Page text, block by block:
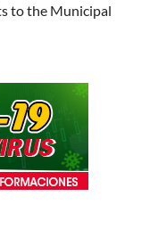
to the Municipal